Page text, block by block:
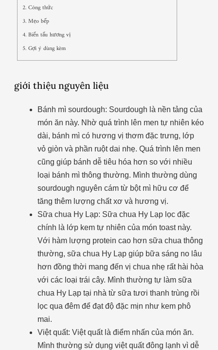
2. Công thức
3. Mẹo bếp
4. Biến tấu hương vị
5. Gợi ý dùng kèm
giới thiệu nguyên liệu
Bánh mì sourdough: Sourdough là nền tảng của
món ăn này. Nhờ quá trình lên men tự nhiên kéo
dài, bánh mì có hương vị thơm đặc trưng, lớp
vỏ giòn và phần ruột dai nhẹ. Quá trình lên men
cũng giúp bánh dễ tiêu hóa hơn so với nhiều
loại bánh mì thông thường. Mình thường dùng
sourdough nguyên cám từ bột mì hữu cơ để
tăng thêm lượng chất xơ và hương vị.
Sữa chua Hy Lạp: Sữa chua Hy Lạp lọc đặc
chính là lớp kem tự nhiên của món toast này.
Với hàm lượng protein cao hơn sữa chua thông
thường, sữa chua Hy Lạp giúp bữa sáng no lâu
hơn đồng thời mang đến vị chua nhẹ rất hài hòa
với các loại trái cây. Mình thường tự làm sữa
chua Hy Lạp tại nhà từ sữa tươi thanh trùng rồi
lọc qua đêm để đạt độ đặc mịn như kem phô
mai.
Việt quất: Việt quất là điểm nhấn của món ăn.
Mình thường sử dụng việt quất đông lạnh vì dễ